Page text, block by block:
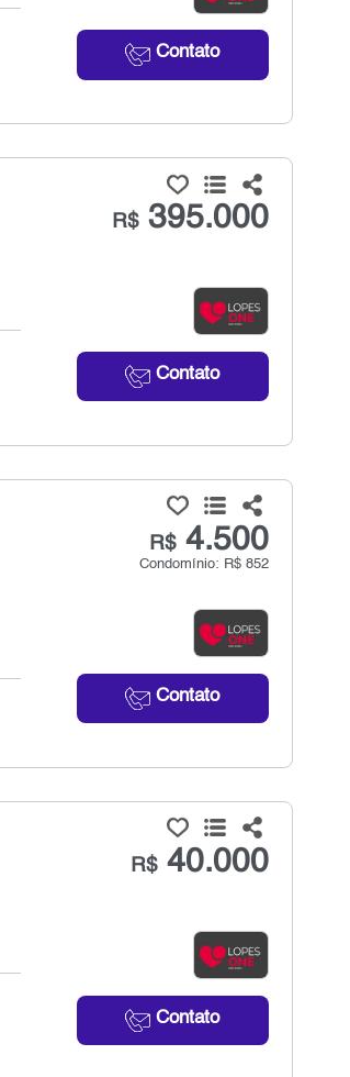
Contato
R$395.000
Contato
R$4.500
Condomínio: R$ 852
Contato
R$40.000
Contato